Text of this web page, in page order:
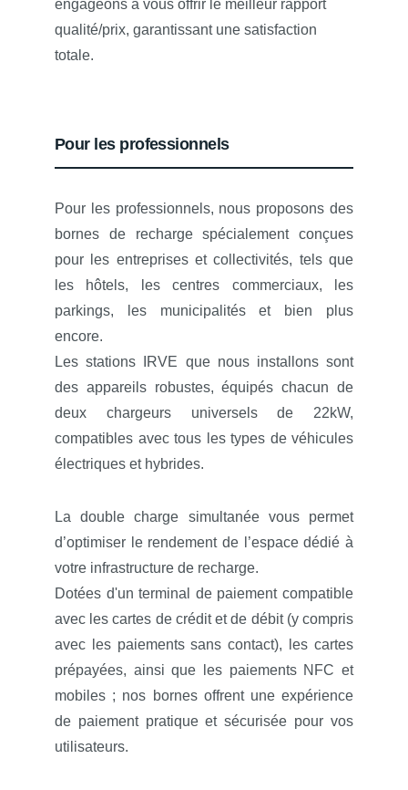
engageons à vous offrir le meilleur rapport
qualité/prix, garantissant une satisfaction
totale.
Pour les professionnels
Pour les professionnels, nous proposons des
bornes de recharge spécialement conçues
pour les entreprises et collectivités, tels que
les hôtels, les centres commerciaux, les
parkings, les municipalités et bien plus
encore.
Les stations IRVE que nous installons sont
des appareils robustes, équipés chacun de
deux chargeurs universels de 22kW,
compatibles avec tous les types de véhicules
électriques et hybrides.
La double charge simultanée vous permet
d’optimiser le rendement de l’espace dédié à
votre infrastructure de recharge.
Dotées d'un terminal de paiement compatible
avec les cartes de crédit et de débit (y compris
avec les paiements sans contact), les cartes
prépayées, ainsi que les paiements NFC et
mobiles ; nos bornes offrent une expérience
de paiement pratique et sécurisée pour vos
utilisateurs.